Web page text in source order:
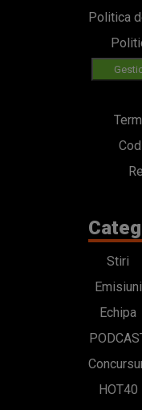
Politica
Stiri
Emisiuni
Echipa
HOT40